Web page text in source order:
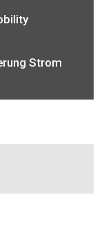
Strom